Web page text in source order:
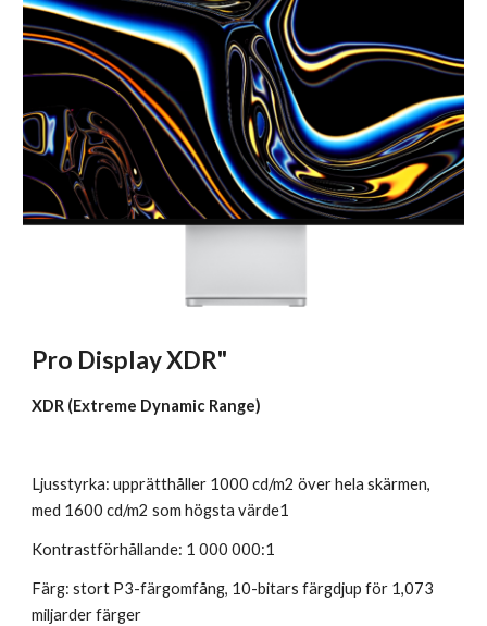
Pro Display XDR"
XDR (Extreme Dynamic Range)
Ljusstyrka: upprätthåller 1000 cd/m2 över hela skärmen,
med 1600 cd/m2 som högsta värde1
Kontrast­förhållande: 1 000 000:1
Färg: stort P3-färgomfång, 10-bitars färgdjup för 1,073
miljarder färger